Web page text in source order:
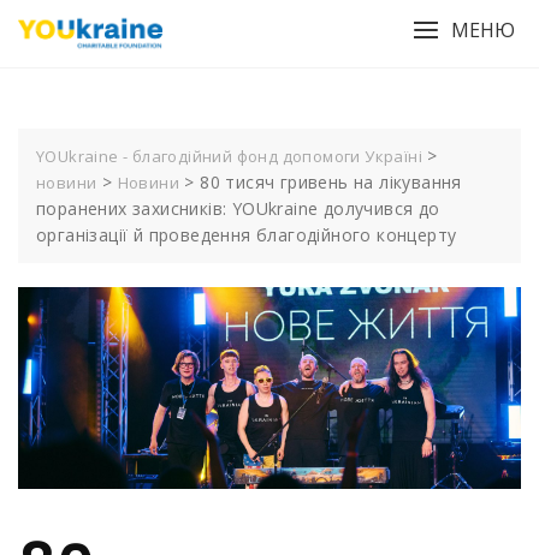
Skip
МЕНЮ
YOUkraine - благодійний фонд допомоги Україні >
новини > Новини > 80 тисяч гривень на лікування
поранених захисників: YOUkraine долучився до
організації й проведення благодійного концерту